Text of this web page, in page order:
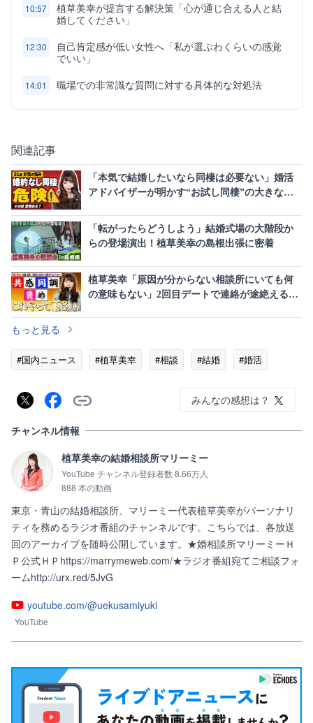
10:57
植草美幸が提言する解決策「心が通じ合える人と結
婚してください」
12:30
自己肯定感が低い女性へ「私が選ぶわくらいの感覚
でいい」
14:01 職場での非常識な質問に対する具体的な対処法
関連記事
「本気で結婚したいなら同棲は必要ない」婚活
アドバイザーが明かす“お試し同棲”の大きなリ
「転がったらどうしよう」結婚式場の大階段か
らの登場演出！植草美幸の島根出張に密着
植草美幸「原因が分からない相談所にいても何
の意味もない」2回目デートで連絡が途絶える32
もっと見る
#国内ニュース #植草美幸 #相談 #結婚 #婚活
みんなの感想は？
チャンネル情報
植草美幸の結婚相談所マリーミー
YouTube チャンネル登録者数 8.66万人
888 本の動画
東京・青山の結婚相談所、マリーミー代表植草美幸がパーソナリ
ティを務めるラジオ番組のチャンネルです。こちらでは、各放送
回のアーカイブを随時公開しています。★婚相談所マリーミーＨ
Ｐ公式ＨＰhttps://marrymeweb.com/★ラジオ番組宛てご相談フォ
ームhttp://urx.red/5JvG
youtube.com/@uekusamiyuki
YouTube